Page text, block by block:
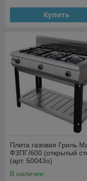
Купить
Плита газовая Гриль
Ф3ПГ/600 (открытый
(арт. 50043о)
В наличии